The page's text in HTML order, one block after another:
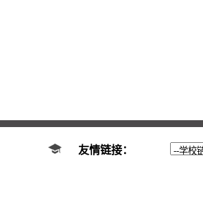
友情链接：